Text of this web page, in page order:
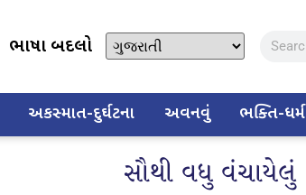
ભાષા બદલો
અકસ્માત-દુર્ઘટના અવનવું ભક્તિ-ધર્મ
સૌથી વધુ વંચાયેલું